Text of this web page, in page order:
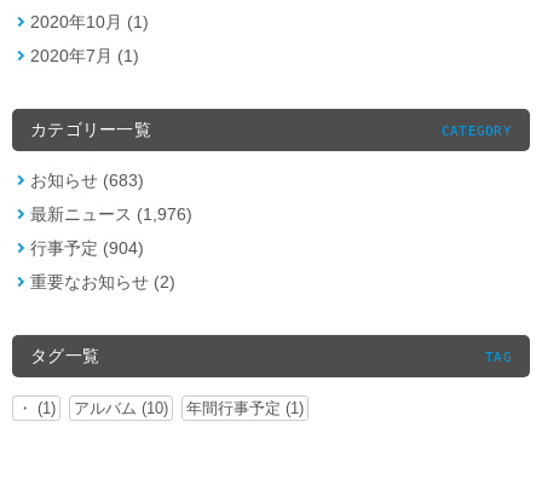
2020年10月 (1)
2020年7月 (1)
カテゴリー一覧 CATEGORY
お知らせ (683)
最新ニュース (1,976)
行事予定 (904)
重要なお知らせ (2)
タグ一覧 TAG
・ (1) アルバム (10) 年間行事予定 (1)